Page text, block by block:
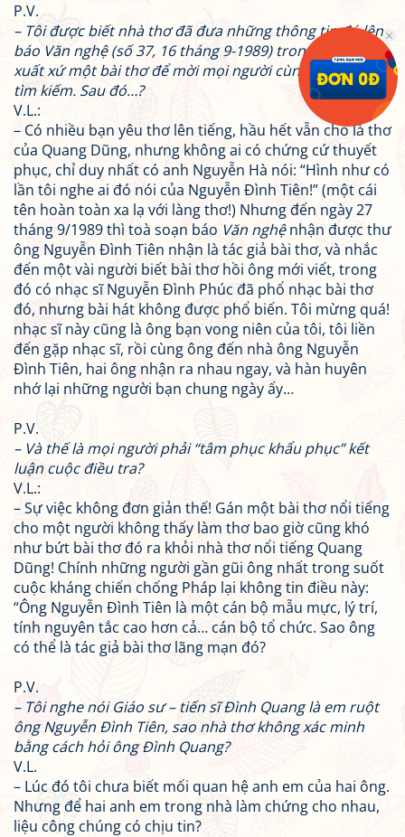
P.V.
– Tôi được biết nhà thơ đã đưa những thông tin đó lên
báo Văn nghệ(số 37, 16 tháng 9-1989) trong bài
xuất xứ một bài thơđể mời mọi người cùng tham gia
tìm kiếm. Sau đó…?
V.L.:
– Có nhiều bạn yêu thơ lên tiếng, hầu hết vẫn cho là thơ
của Quang Dũng, nhưng không ai có chứng cứ thuyết
phục, chỉ duy nhất có anh Nguyễn Hà nói: “Hình như có
lần tôi nghe ai đó nói của Nguyễn Đình Tiên!” (một cái
tên hoàn toàn xa lạ với làng thơ!) Nhưng đến ngày 27
tháng 9/1989 thì toà soạn báo Văn nghệnhận được thư
ông Nguyễn Đình Tiên nhận là tác giả bài thơ, và nhắc
đến một vài người biết bài thơ hồi ông mới viết, trong
đó có nhạc sĩ Nguyễn Đình Phúc đã phổ nhạc bài thơ
đó, nhưng bài hát không được phổ biến. Tôi mừng quá!
nhạc sĩ này cũng là ông bạn vong niên của tôi, tôi liền
đến gặp nhạc sĩ, rồi cùng ông đến nhà ông Nguyễn
Đình Tiên, hai ông nhận ra nhau ngay, và hàn huyên
nhớ lại những người bạn chung ngày ấy…
P.V.
– Và thế là mọi người phải “tâm phục khẩu phục” kết
luận cuộc điều tra?
V.L.:
– Sự việc không đơn giản thế! Gán một bài thơ nổi tiếng
cho một người không thấy làm thơ bao giờ cũng khó
như bứt bài thơ đó ra khỏi nhà thơ nổi tiếng Quang
Dũng! Chính những người gần gũi ông nhất trong suốt
cuộc kháng chiến chống Pháp lại không tin điều này:
“Ông Nguyễn Đình Tiên là một cán bộ mẫu mực, lý trí,
tính nguyên tắc cao hơn cả… cán bộ tổ chức. Sao ông
có thể là tác giả bài thơ lãng mạn đó?
P.V.
– Tôi nghe nói Giáo sư – tiến sĩ Đình Quang là em ruột
ông Nguyễn Đình Tiên, sao nhà thơ không xác minh
bằng cách hỏi ông Đình Quang?
V.L.
– Lúc đó tôi chưa biết mối quan hệ anh em của hai ông.
Nhưng để hai anh em trong nhà làm chứng cho nhau,
liệu công chúng có chịu tin?